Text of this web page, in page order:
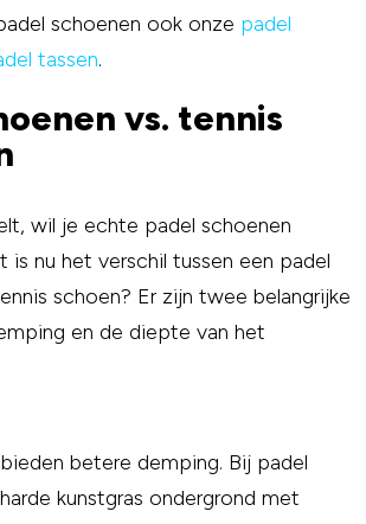
schoenen ook onze padel
tassen.
vs. tennis
wil je echte padel schoenen
is nu het verschil tussen een padel
schoen? Er zijn twee belangrijke
en de diepte van het
betere demping. Bij padel
kunstgras ondergrond met